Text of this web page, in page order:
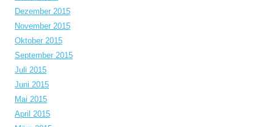
Dezember 2015
November 2015
Oktober 2015
September 2015
Juli 2015
Juni 2015
Mai 2015
April 2015